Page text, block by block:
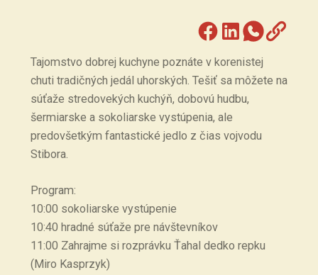
Tajomstvo dobrej kuchyne poznáte v korenistej
chuti tradičných jedál uhorských. Tešiť sa môžete na
súťaže stredovekých kuchýň, dobovú hudbu,
šermiarske a sokoliarske vystúpenia, ale
predovšetkým fantastické jedlo z čias vojvodu
Stibora.
Program:
10:00 sokoliarske vystúpenie
10:40 hradné súťaže pre návštevníkov
11:00 Zahrajme si rozprávku Ťahal dedko repku
(Miro Kasprzyk)